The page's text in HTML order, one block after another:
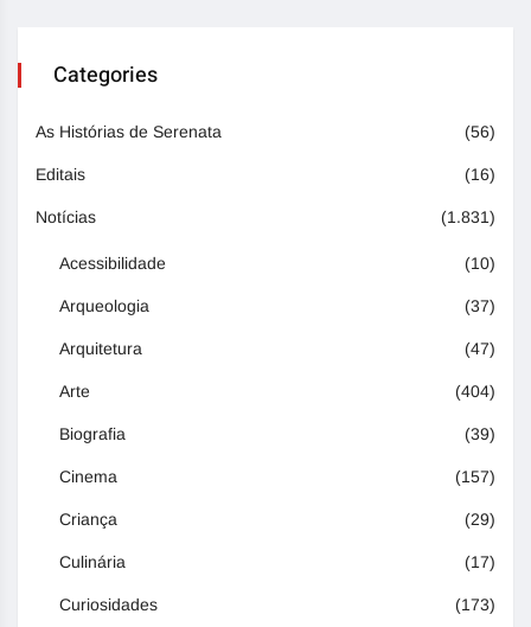
Categories
As Histórias de Serenata (56)
Editais (16)
Notícias (1.831)
Acessibilidade (10)
Arqueologia (37)
Arquitetura (47)
Arte (404)
Biografia (39)
Cinema (157)
Criança (29)
Culinária (17)
Curiosidades (173)